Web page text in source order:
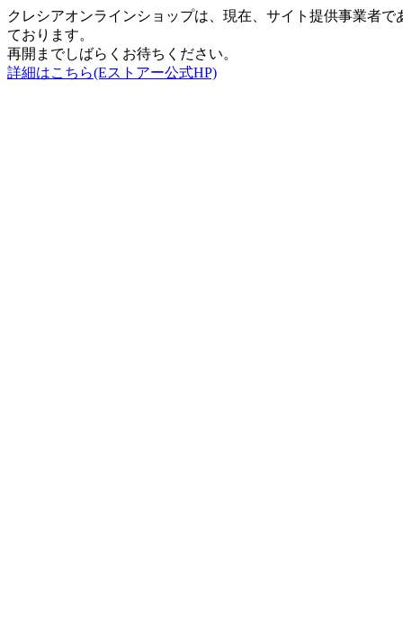
クレシアオンラインショップは、現在、サイト提供事業者
ております。
再開までしばらくお待ちください。
詳細はこちら(Eストアー公式HP)